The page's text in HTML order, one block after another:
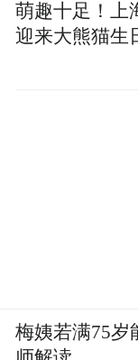
萌趣十足！上
迎来大熊猫生
梅姨若满75岁